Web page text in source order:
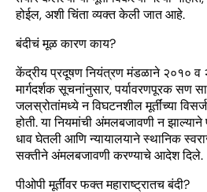
होईल, अशी चिंता व्यक्त केली जात आहे.
बंदीचं मूळ कारण काय?
केंद्रीय प्रदूषण नियंत्रण मंडळाने २०१० व
मार्गदर्शक सूचनांनुसार, पर्यावरणपूरक सण
जलस्रोतांमध्ये न विघटनशील मूर्तींच्या
होती. या नियमांची अंमलबजावणी न झाल्याने
धाव घेतली आणि न्यायालयाने स्थानिक
सक्तीने अंमलबजावणी करण्याचे आदेश दिले.
पीओपी मूर्तींवर फक्त महाराष्ट्रातच बंदी?